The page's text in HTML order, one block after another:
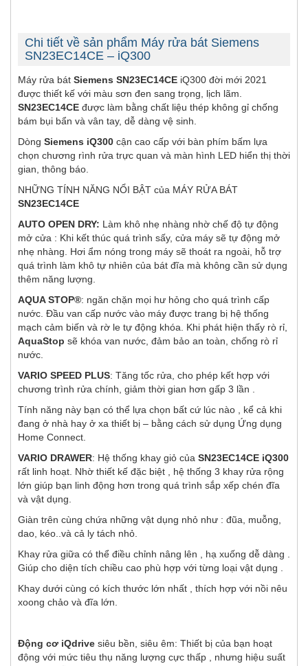
Chi tiết về sản phẩm Máy rửa bát Siemens
SN23EC14CE – iQ300
Máy rửa bát Siemens SN23EC14CE iQ300 đời mới 2021
được thiết kế với màu sơn đen sang trọng, lịch lãm.
SN23EC14CE được làm bằng chất liệu thép không gỉ chống
bám bụi bẩn và vân tay, dễ dàng vệ sinh.
Dòng Siemens iQ300 cận cao cấp với bàn phím bấm lựa
chọn chương rình rửa trực quan và màn hình LED hiển thị thời
gian, thông báo.
NHỮNG TÍNH NĂNG NỔI BẬT của MÁY RỬA BÁT
SN23EC14CE
AUTO OPEN DRY: Làm khô nhẹ nhàng nhờ chế độ tự động
mở cửa : Khi kết thúc quá trình sấy, cửa máy sẽ tự động mở
nhẹ nhàng. Hơi ẩm nóng trong máy sẽ thoát ra ngoài, hỗ trợ
quá trình làm khô tự nhiên của bát đĩa mà không cần sử dụng
thêm năng lượng.
AQUA STOP®: ngăn chặn mọi hư hỏng cho quá trình cấp
nước. Đầu van cấp nước vào máy được trang bị hệ thống
mạch cảm biến và rờ le tự động khóa. Khi phát hiện thấy rò rỉ,
AquaStop sẽ khóa van nước, đảm bảo an toàn, chống rò rỉ
nước.
VARIO SPEED ​​PLUS: Tăng tốc rửa, cho phép kết hợp với
chương trình rửa chính, giảm thời gian hơn gấp 3 lần .
Tính năng này bạn có thể lựa chọn bất cứ lúc nào , kể cả khi
đang ở nhà hay ở xa thiết bị – bằng cách sử dụng Ứng dụng
Home Connect.
VARIO DRAWER: Hệ thống khay giỏ của SN23EC14CE iQ300
rất linh hoạt. Nhờ thiết kế đặc biệt , hệ thống 3 khay rửa rộng
lớn giúp bạn linh động hơn trong quá trình sắp xếp chén đĩa
và vật dụng.
Giàn trên cùng chứa những vật dụng nhỏ như : đũa, muỗng,
dao, kéo..và cả ly tách nhỏ.
Khay rửa giữa có thể điều chỉnh nâng lên , hạ xuống dễ dàng .
Giúp cho diện tích chiều cao phù hợp với từng loại vật dụng .
Khay dưới cùng có kích thước lớn nhất , thích hợp với nồi nêu
xoong chảo và đĩa lớn.
Động cơ iQdrive siêu bền, siêu êm: Thiết bị của bạn hoạt
động với mức tiêu thụ năng lượng cực thấp , nhưng hiệu suất